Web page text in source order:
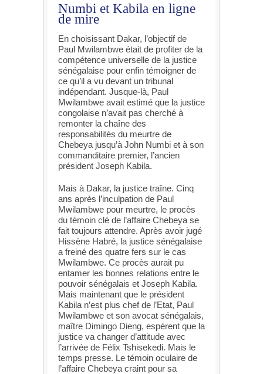
Numbi et Kabila en ligne
de mire
En choisissant Dakar, l’objectif de
Paul Mwilambwe était de profiter de la
compétence universelle de la justice
sénégalaise pour enfin témoigner de
ce qu’il a vu devant un tribunal
indépendant. Jusque-là, Paul
Mwilambwe avait estimé que la justice
congolaise n’avait pas cherché à
remonter la chaîne des
responsabilités du meurtre de
Chebeya jusqu’à John Numbi et à son
commanditaire premier, l’ancien
président Joseph Kabila.
Mais à Dakar, la justice traîne. Cinq
ans après l’inculpation de Paul
Mwilambwe pour meurtre, le procès
du témoin clé de l’affaire Chebeya se
fait toujours attendre. Après avoir jugé
Hissène Habré, la justice sénégalaise
a freiné des quatre fers sur le cas
Mwilambwe. Ce procès aurait pu
entamer les bonnes relations entre le
pouvoir sénégalais et Joseph Kabila.
Mais maintenant que le président
Kabila n’est plus chef de l’Etat, Paul
Mwilambwe et son avocat sénégalais,
maître Dimingo Dieng, espèrent que la
justice va changer d’attitude avec
l’arrivée de Félix Tshisekedi. Mais le
temps presse. Le témoin oculaire de
l’affaire Chebeya craint pour sa